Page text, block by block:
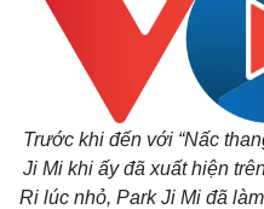
Thế giới
Quan sát
Cuộc sống đó đây
Trước khi đến với “Nấc
Ji Mi khi ấy đã xuất hiện
Ri lúc nhỏ, Park Ji Mi đã